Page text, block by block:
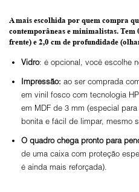
A mais escolhida por quem compra
contemporâneas e minimalistas. Tem
frente) e 2,0 cm de profundidade
Vidro: é opcional, você escolhe
Impressão: ao ser comprada
em vinil fosco com tecnologia
em MDF de 3 mm (especial
bonita e fácil de limpar, mesmo
O quadro chega pronto para
de uma caixa com proteção
é ainda mais reforçada).